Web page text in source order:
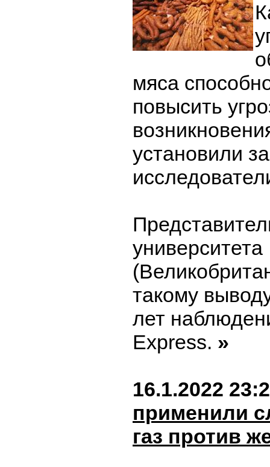
мяса
повысить
установили
университета
такому
лет
Express. »
16.1.2022
применили
газ против